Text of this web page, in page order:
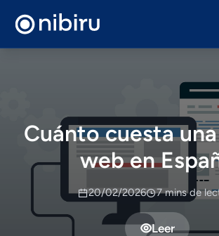
Cuánto cuesta
web en
20/02/2026 7 mins de
Leer